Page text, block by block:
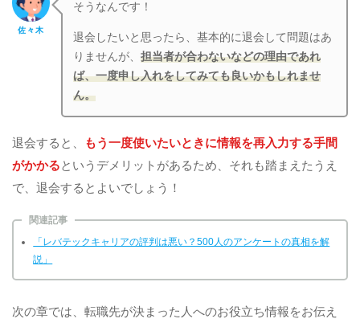
佐々木
そうなんです！
退会したいと思ったら、基本的に退会して問題はあ
りませんが、担当者が合わないなどの理由であれ
ば、一度申し入れをしてみても良いかもしれませ
ん。
退会すると、
もう一度使いたいときに情報を再入力する手間
がかかるというデメリットがあるため、それも踏まえたうえ
で、退会するとよいでしょう！
関連記事
「レバテックキャリアの評判は悪い？500人のアンケートの真相を解
説」
次の章では、転職先が決まった人へのお役立ち情報をお伝え